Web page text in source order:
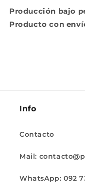
Producción bajo
Producto con
Info
Contacto
Mail:
WhatsApp: 092